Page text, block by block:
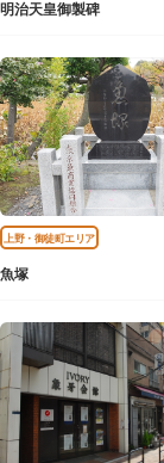
明治天皇御製碑
上野・御徒町エリア
魚塚